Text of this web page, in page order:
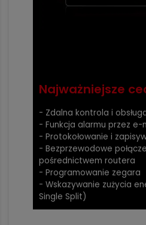
Najważniejsze
- Zdalna kontrola i
- Funkcja alarmu przez e-
- Protokołowanie i
- Bezprzewodowe
pośrednictwem routera
- Programowanie zegara
- Wskazywanie zużycia
Single Split)